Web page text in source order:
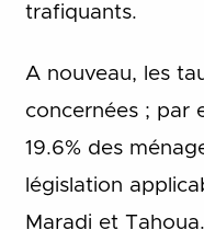
trafiquants.
A nouveau, les
concernées ; par
19.6% des
législation
Maradi et Tahoua.